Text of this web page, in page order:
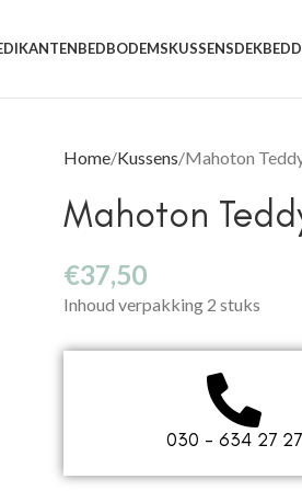
BEDBODEMSKUSSENS
Home Kussens Mahoton
Mahoton
€37,50
Inhoud verpakking 2 stuks
030 - 634 27 27